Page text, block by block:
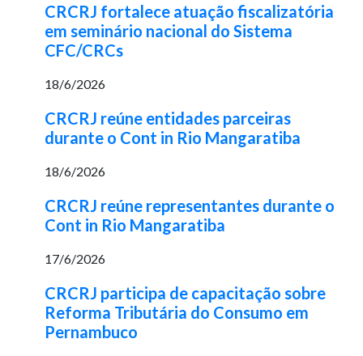
CRCRJ fortalece atuação fiscalizatória
em seminário nacional do Sistema
CFC/CRCs
18/6/2026
CRCRJ reúne entidades parceiras
durante o Cont in Rio Mangaratiba
18/6/2026
CRCRJ reúne representantes durante o
Cont in Rio Mangaratiba
17/6/2026
CRCRJ participa de capacitação sobre
Reforma Tributária do Consumo em
Pernambuco